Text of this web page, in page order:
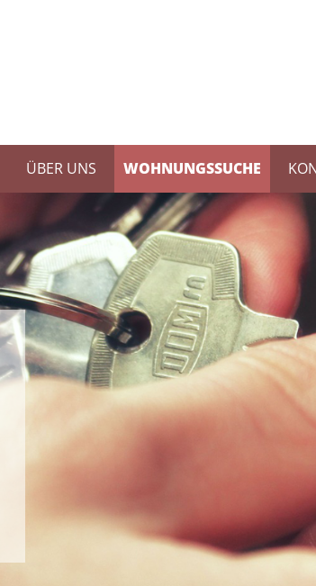
ÜBER UNS WOHNUNGSSUCHE